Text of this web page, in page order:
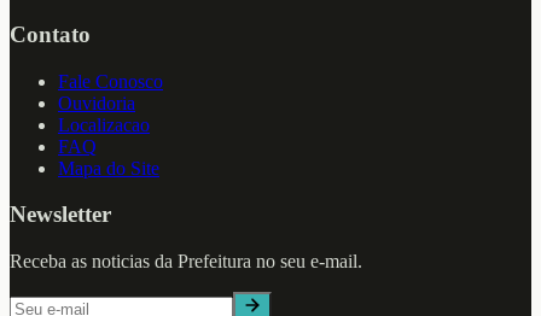
Contato
Fale Conosco
Ouvidoria
Localizacao
FAQ
Mapa do Site
Newsletter
Receba as noticias da Prefeitura no seu e-mail.